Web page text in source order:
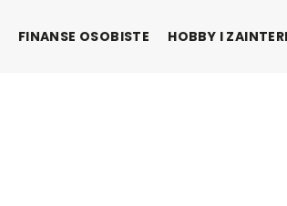
FINANSE OSOBISTE HOBBY I